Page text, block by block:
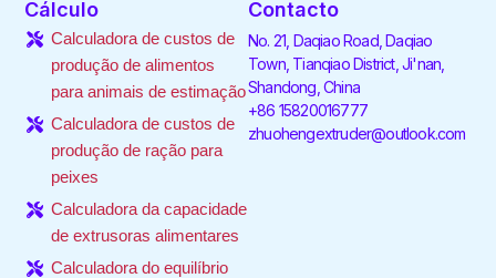
k
-
n
n
r
a
m
Cálculo
Calculadora de custos de
produção de alimentos
para animais de estimação
Calculadora de custos de
produção de ração para
peixes
Calculadora da capacidade
de extrusoras alimentares
Calculadora do equilíbrio
Contacto
No. 21, Daqiao Road, Daqiao
Town, Tianqiao District, Ji'nan,
Shandong, China
+86 15820016777
zhuohengextruder@outlook.com